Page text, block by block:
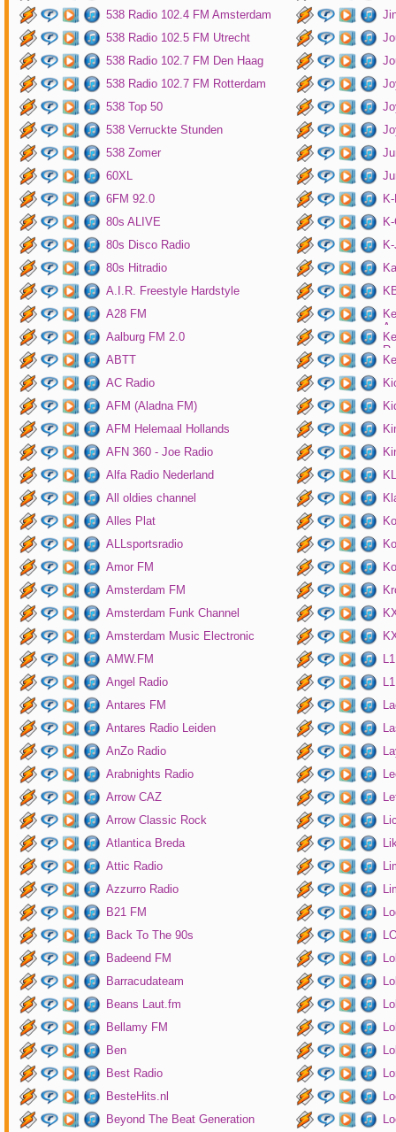
538 Radio 102.4 FM Amsterdam
538 Radio 102.5 FM Utrecht
538 Radio 102.7 FM Den Haag
538 Radio 102.7 FM Rotterdam
538 Top 50
538 Verruckte Stunden
538 Zomer
60XL
6FM 92.0
80s ALIVE
80s Disco Radio
80s Hitradio
A.I.R. Freestyle Hardstyle
A28 FM
Aalburg FM 2.0
ABTT
AC Radio
AFM (Aladna FM)
AFM Helemaal Hollands
AFN 360 - Joe Radio
Alfa Radio Nederland
All oldies channel
Alles Plat
ALLsportsradio
Amor FM
Amsterdam FM
Amsterdam Funk Channel
Amsterdam Music Electronic
AMW.FM
Angel Radio
Antares FM
Antares Radio Leiden
AnZo Radio
Arabnights Radio
Arrow CAZ
Arrow Classic Rock
Atlantica Breda
Attic Radio
Azzurro Radio
B21 FM
Back To The 90s
Badeend FM
Barracudateam
Beans Laut.fm
Bellamy FM
Ben
Best Radio
BesteHits.nl
Beyond The Beat Generation